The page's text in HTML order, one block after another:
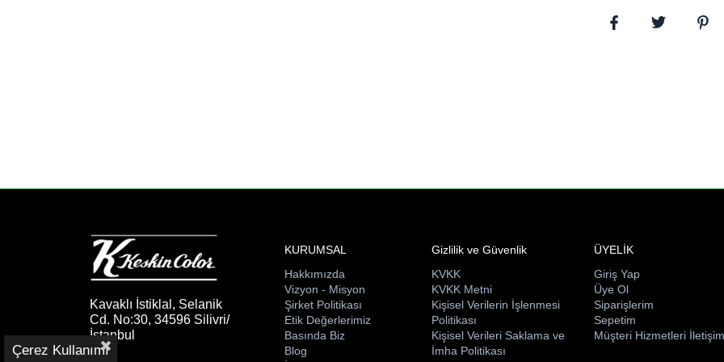
Kavaklı İstiklal, Selanik
Cd. No:30, 34596 Silivri/
İstanbul
KURUMSAL
Hakkımızda
Vizyon - Misyon
Şirket Politikası
Etik Değerlerimiz
Basında Biz
Blog
Gizlilik ve Güvenlik
KVKK
KVKK Metni
Kişisel Verilerin İşlenmesi
Politikası
Kişisel Verileri Saklama ve
İmha Politikası
ÜYELİK
Giriş Yap
Üye Ol
Siparişlerim
Sepetim
Müşteri Hizmetleri İletişim
Çerez Kullanımı